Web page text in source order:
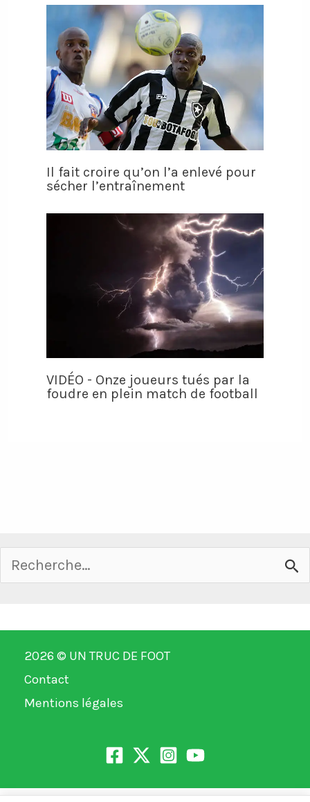
Il fait croire qu’on l’a enlevé pour
sécher l’entraînement
VIDÉO - Onze joueurs tués par la
foudre en plein match de football
Rechercher :
2026 © UN TRUC DE FOOT
Contact
Mentions légales